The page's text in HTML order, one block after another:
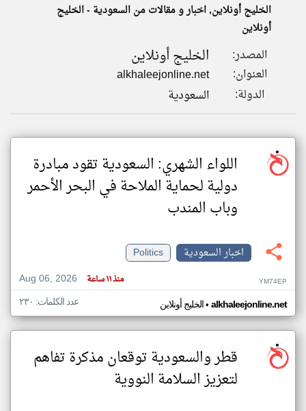
مصادر الأخبار من السعودية
الخليج أونلاين, اخبار و مقالات من السعودية - الخليج
أونلاين
المصدر: الخليج أونلاين
العنوان:
alkhaleejonline.net
الدولة:
السعودية
اللواء الشهري: السعودية تقود مبادرة
دولية لحماية الملاحة في البحر الأحمر
وباب المندب
اخبار السعودية
Politics
Aug 06, 2026
منذ ١١ ساعة YM74EP
الخليج أونلاين• alkhaleejonline.net عدد الكلمات: ٢٣٠
قطر والسعودية توقعان مذكرة تفاهم
لتعزيز السلامة النووية
klyoum.com